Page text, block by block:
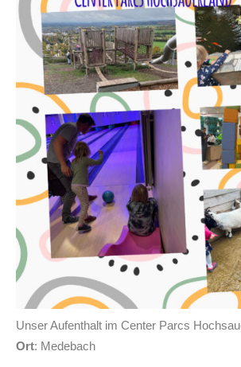
Unser Aufenthalt im Center Parcs
Ort: Medebach